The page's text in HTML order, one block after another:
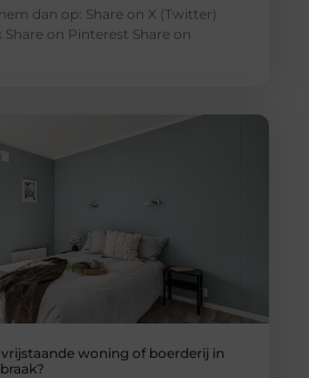
dan op: Share on X (Twitter)
Share on Pinterest Share on
woning of boerderij in